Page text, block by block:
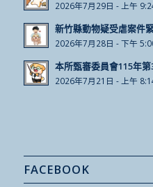
2026年7月29日 - 上午
新竹縣動物疑受虐案件
2026年7月28日 - 下午
本所甄審委員會115年
2026年7月21日 - 上午
FACEBOOK